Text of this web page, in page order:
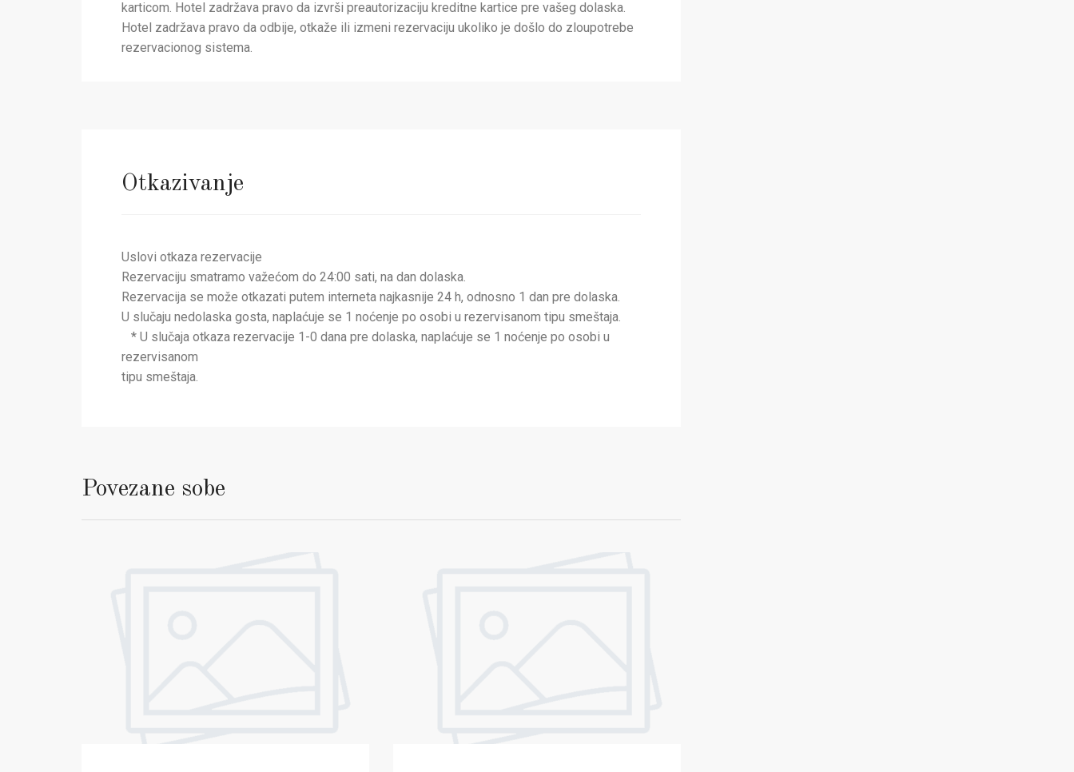
karticom. Hotel zadržava pravo da izvrši preautorizaciju kreditne kartice pre vašeg dolaska.
Hotel zadržava pravo da odbije, otkaže ili izmeni rezervaciju ukoliko je došlo do zloupotrebe
rezervacionog sistema.
Otkazivanje
Uslovi otkaza rezervacije
Rezervaciju smatramo važećom do 24:00 sati, na dan dolaska.
Rezervacija se može otkazati putem interneta najkasnije 24 h, odnosno 1 dan pre dolaska.
U slučaju nedolaska gosta, naplaćuje se 1 noćenje po osobi u rezervisanom tipu smeštaja.
* U slučaja otkaza rezervacije 1-0 dana pre dolaska, naplaćuje se 1 noćenje po osobi u
rezervisanom
tipu smeštaja.
Povezane sobe